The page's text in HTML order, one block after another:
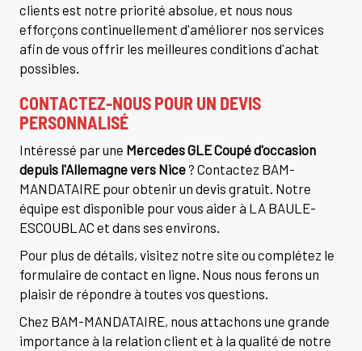
clients est notre priorité absolue, et nous nous
efforçons continuellement d'améliorer nos services
afin de vous offrir les meilleures conditions d'achat
possibles.
CONTACTEZ-NOUS POUR UN DEVIS
PERSONNALISÉ
Intéressé par une Mercedes GLE Coupé d'occasion
depuis l'Allemagne vers Nice? Contactez BAM-
MANDATAIRE pour obtenir un devis gratuit. Notre
équipe est disponible pour vous aider à LA BAULE-
ESCOUBLAC et dans ses environs.
Pour plus de détails, visitez notre site ou complétez le
formulaire de contact en ligne. Nous nous ferons un
plaisir de répondre à toutes vos questions.
Chez BAM-MANDATAIRE, nous attachons une grande
importance à la relation client et à la qualité de notre